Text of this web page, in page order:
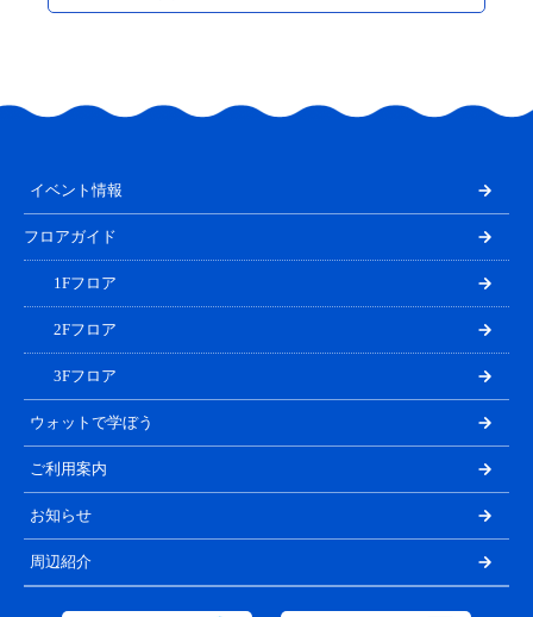
イベント情報
フロアガイド
1Fフロア
2Fフロア
3Fフロア
ウォットで学ぼう
ご利用案内
お知らせ
周辺紹介